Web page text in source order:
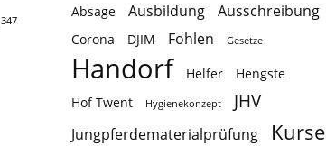
347
Absage Ausbildung Ausschreibung
Corona DJIM Fohlen Gesetze
Handorf Helfer
Hengste
Hof Twent
Hygienekonzept JHV
Jungpferdematerialprüfung Kurse